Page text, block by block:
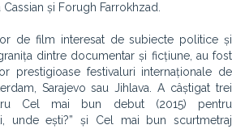
și Forugh Farrokhzad.
de film interesat de subiecte politice și
dintre documentar și ficțiune, au fost
prestigioase festivaluri internaționale de
Sarajevo sau Jihlava. A câștigat trei
Cel mai bun debut (2015) pentru
unde ești?” și Cel mai bun scurtmetraj